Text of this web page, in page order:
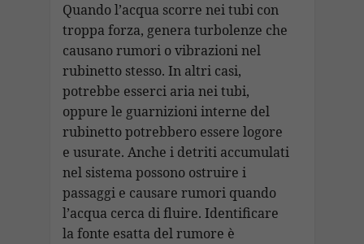
Quando l’acqua scorre nei tubi con
troppa forza, genera turbolenze che
causano rumori o vibrazioni nel
rubinetto stesso. In altri casi,
potrebbe esserci aria nei tubi,
oppure le guarnizioni interne del
rubinetto potrebbero essere logore
e usurate. Anche i detriti accumulati
nel sistema possono ostruire i
passaggi e causare rumori quando
l’acqua cerca di fluire. Identificare
la fonte esatta del rumore è